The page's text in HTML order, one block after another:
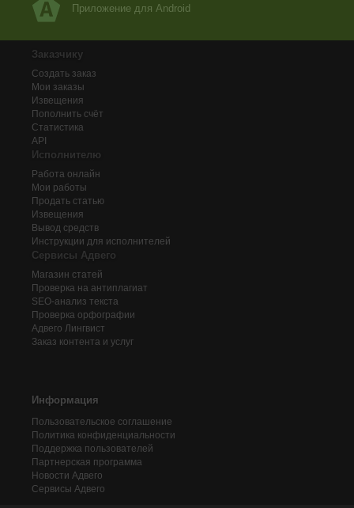
Приложение для Android
Заказчику
Создать заказ
Мои заказы
Извещения
Пополнить счёт
Статистика
API
Исполнителю
Работа онлайн
Мои работы
Продать статью
Извещения
Вывод средств
Инструкции для исполнителей
Сервисы Адвего
Магазин статей
Проверка на антиплагиат
SEO-анализ текста
Проверка орфографии
Адвего Лингвист
Заказ контента и услуг
Информация
Пользовательское соглашение
Политика конфиденциальности
Поддержка пользователей
Партнерская программа
Новости Адвего
Сервисы Адвего